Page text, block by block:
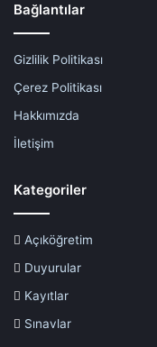
Bağlantılar
Gizlilik Politikası
Çerez Politikası
Hakkımızda
İletişim
Kategoriler
Açıköğretim
Duyurular
Kayıtlar
Sınavlar